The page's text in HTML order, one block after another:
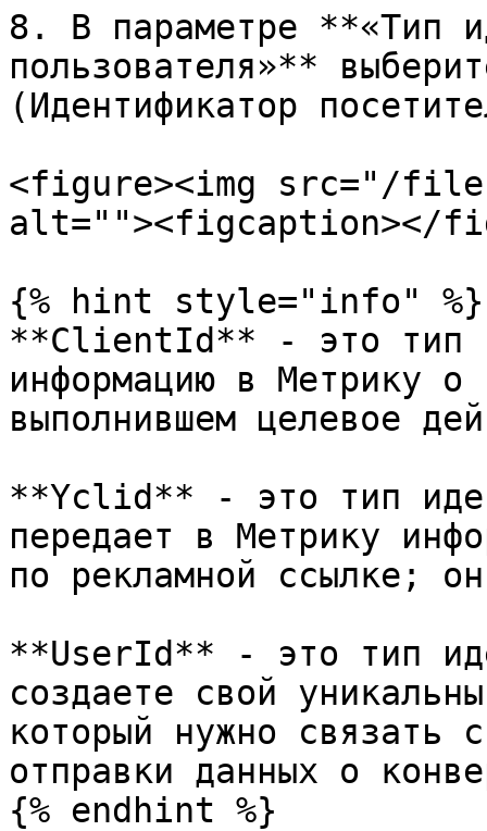
8. В параметре **«Тип
пользователя»**
(Идентификатор
<figure><img src="/files/
alt=""><figcaption></
{% hint style="info" %}
**ClientId** - это тип
информацию в Метрику о
выполнившем целевое
**Yclid** - это тип
передает в Метрику
по рекламной ссылке;
**UserId** - это тип
создаете свой
который нужно связать
отправки данных о
{% endhint %}